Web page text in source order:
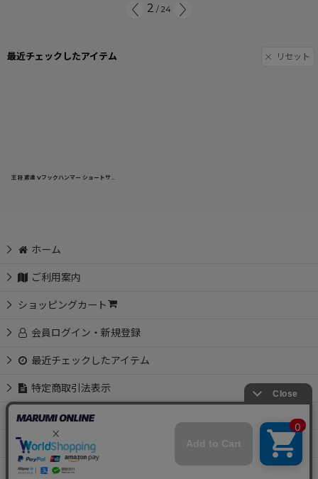
2 / 24
最近チェックしたアイテム リセット
王将 鳶達 Vフックハンマー ショートサイズ 060412 総重量710g パイプ内部ワイヤー入り ショートハンマー Vフック 作業工具 道具 須佐製作所
ホーム
ご利用案内
ショッピングカート
会員ログイン・新規登録
最近チェックしたアイテム
特定商取引法表示
お問い合わせ
📩 メルマガ会員募集中